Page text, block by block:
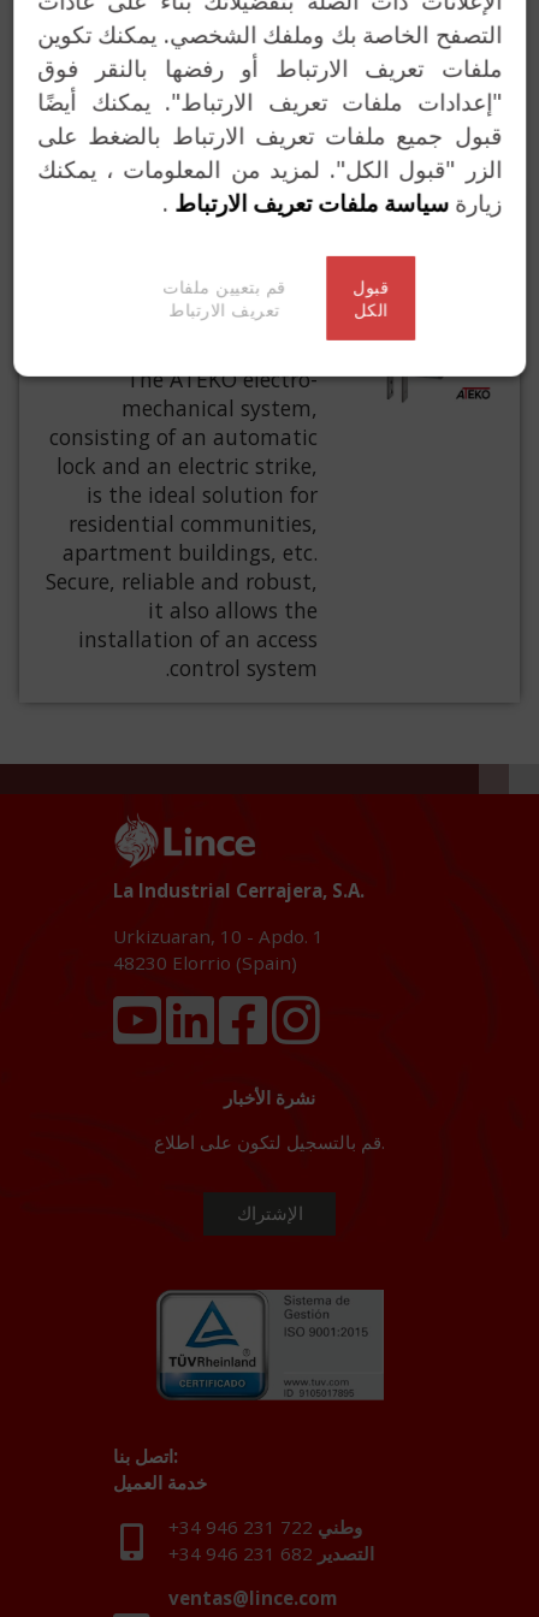
غلاقات الأبواب
خدمت المفاتيح
حلول مخصصة
MECHANICAL
STRIKE, ATEKO
The ATEKO electro-
mechanical system,
consisting of an automatic
lock and an electric strike,
is the ideal solution for
residential communities,
apartment buildings, etc.
Secure, reliable and robust,
it also allows the
installation of an access
control system.
La Industrial Cerrajera, S.A.
Urkizuaran, 10 - Apdo. 1
48230 Elorrio (Spain)
نشرة الأخبار
قم بالتسجيل لتكون على اطلاع.
اتصل بنا:
خدمة العميل
+34 946 231 722 وطني
+34 946 231 682 التصدير
ventas@lince.com
التصفح الخاصة بك وملفك الشخصي. يمكنك تكوين
ملفات تعريف الارتباط أو رفضها بالنقر فوق
"إعدادات ملفات تعريف الارتباط". يمكنك أيضًا
قبول جميع ملفات تعريف الارتباط بالضغط على
الزر "قبول الكل". لمزيد من المعلومات ، يمكنك
زيارةسياسة ملفات تعريف الارتباط .
قبول
الكل
قم بتعيين ملفات
تعريف الارتباط